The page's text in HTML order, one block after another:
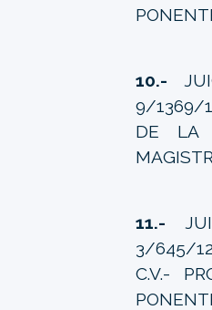
10.-
9/1369/
DE LA
11.-
3/645/
C.V.-